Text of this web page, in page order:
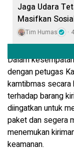
Jaga Udara
Masifkan
Tim Humas
Dalam
dengan petugas
kamtibmas secara
terhadap barang
diingatkan untuk
paket dan segera
menemukan
keamanan.